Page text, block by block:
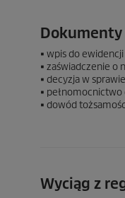
Dokumenty
■ wpis do
■ zaświadczenie o
■ decyzja w
■
■ dowód
Wyciąg z